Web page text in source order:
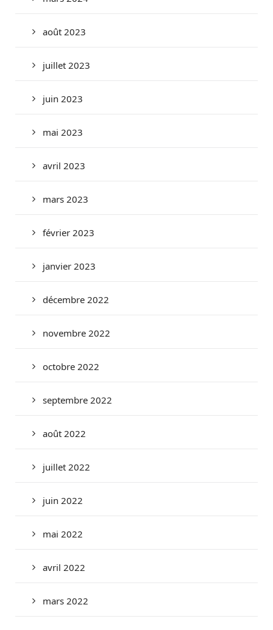
août 2023
juillet 2023
juin 2023
mai 2023
avril 2023
mars 2023
février 2023
janvier 2023
décembre 2022
novembre 2022
octobre 2022
septembre 2022
août 2022
juillet 2022
juin 2022
mai 2022
avril 2022
mars 2022